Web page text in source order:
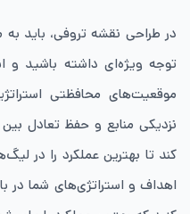
در طراحی نقشه تروفی، باید
توجه ویژه‌ای داشته باشید و
موقعیت‌های محافظتی
نزدیکی منابع و حفظ تعادل
کند تا بهترین عملکرد را در
اهداف و استراتژی‌های شما در